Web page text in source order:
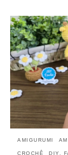
AMIGURUMI
CROCHÊ DIY,